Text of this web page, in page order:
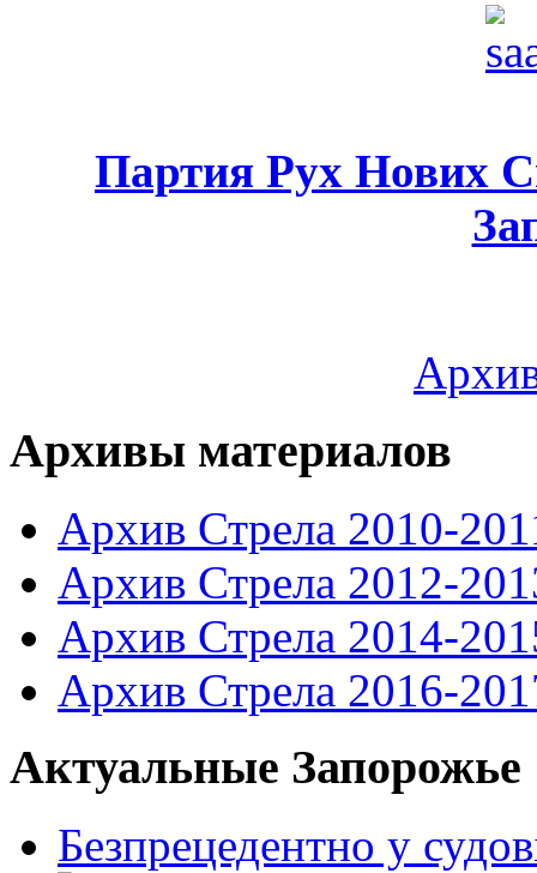
Партия Рух Нових
Архивы материалов
Архив Стрела 2010-
Архив Стрела 2012-
Архив Стрела 2014-
Архив Стрела 2016-
Актуальные Запорожье
Безпрецедентно у